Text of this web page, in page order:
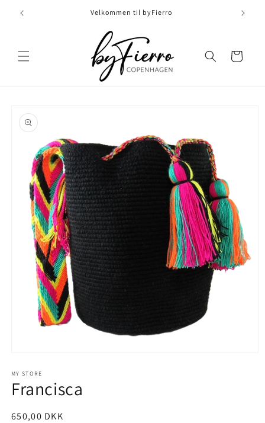
Skip to
content
Velkommen til byFierro
Indkøbskurv
product
information
1
in
modal
MY STORE
Francisca
650,00 DKK